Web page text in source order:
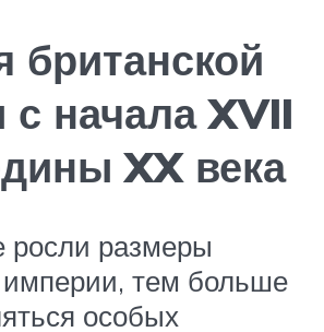
британской
начала XVII
XX века
размеры
империи, тем больше
особых